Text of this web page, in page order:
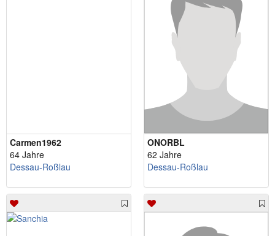
Carmen1962
64 Jahre
Dessau-Roßlau
ONORBL
62 Jahre
Dessau-Roßlau